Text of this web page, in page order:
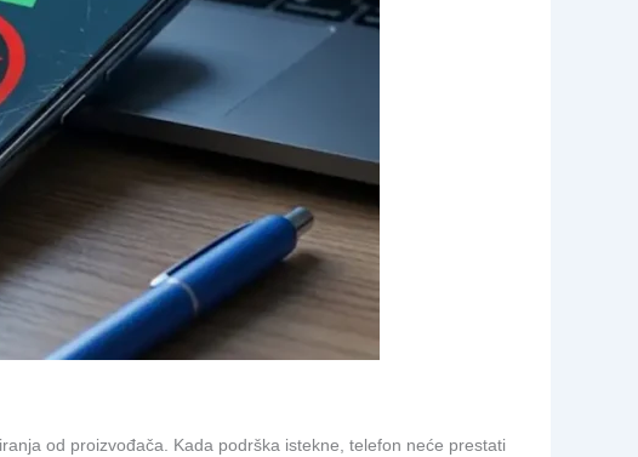
od proizvođača. Kada podrška istekne, telefon neće prestati